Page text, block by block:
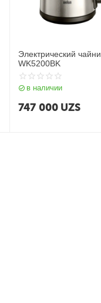
Электрический
WK5200BK
в наличии
747 000 UZS